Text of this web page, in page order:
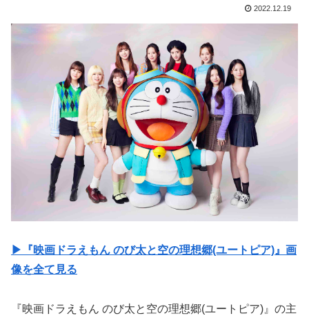
2022.12.19
▶︎『映画ドラえもん のび太と空の理想郷(ユートピア)』画
像を全て見る
『映画ドラえもん のび太と空の理想郷(ユートピア)』の主